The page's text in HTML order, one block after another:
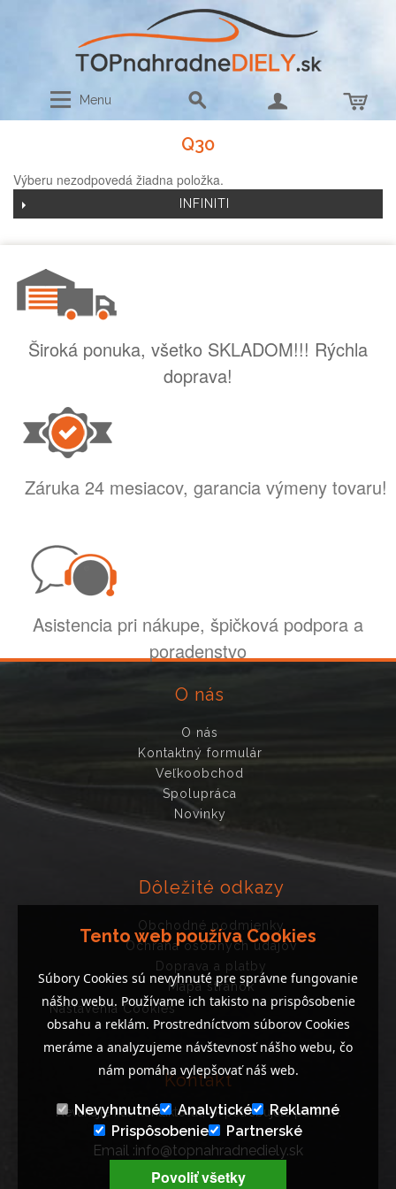
Menu
Q30
Výberu nezodpovedá žiadna položka.
INFINITI
Široká ponuka, všetko SKLADOM!!! Rýchla
doprava!
Záruka 24 mesiacov, garancia výmeny tovaru!
Asistencia pri nákupe, špičková podpora a
poradenstvo
O nás
O nás
Kontaktný formulár
Veľkoobchod
Spolupráca
Novinky
Dôležité odkazy
Obchodné podmienky
Ochrana osobných údajov
Doprava a platby
Mapa stránok
Nastavenia Cookies
Kontakt
Neváhajte nás kontaktovať, ak potrebujete poradiť..
Email :info@topnahradnediely.sk
Tel : +421 919 278 288
Tento web používa Cookies
Súbory Cookies sú nevyhnuté pre správne fungovanie
nášho webu. Používame ich takisto na prispôsobenie
obsahu a reklám. Prostredníctvom súborov Cookies
meráme a analyzujeme návštevnosť nášho webu, čo
nám pomáha vylepšovať náš web.
Nevyhnutné Analytické
Reklamné
Prispôsobenie
Partnerské
Povoliť všetky